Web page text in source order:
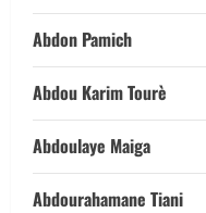
Abdon Pamich
Abdou Karim Tourè
Abdoulaye Maiga
Abdourahamane Tiani